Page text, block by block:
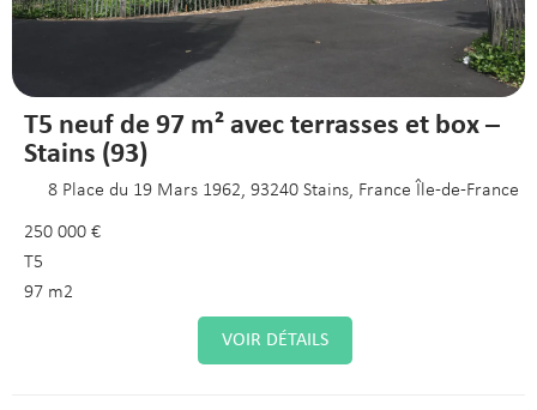
T5 neuf de 97 m² avec terrasses et box –
Stains (93)
8 Place du 19 Mars 1962, 93240 Stains, France Île-de-France
250 000 €
T5
97 m2
VOIR DÉTAILS